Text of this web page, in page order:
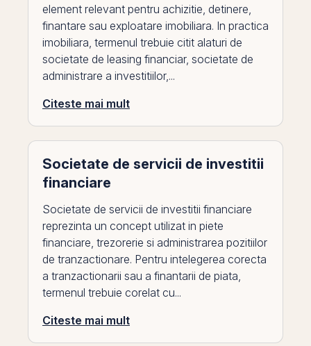
element relevant pentru achizitie, detinere,
finantare sau exploatare imobiliara. In practica
imobiliara, termenul trebuie citit alaturi de
societate de leasing financiar, societate de
administrare a investitiilor,...
Citeste mai mult
Societate de servicii de investitii
financiare
Societate de servicii de investitii financiare
reprezinta un concept utilizat in piete
financiare, trezorerie si administrarea pozitiilor
de tranzactionare. Pentru intelegerea corecta
a tranzactionarii sau a finantarii de piata,
termenul trebuie corelat cu...
Citeste mai mult